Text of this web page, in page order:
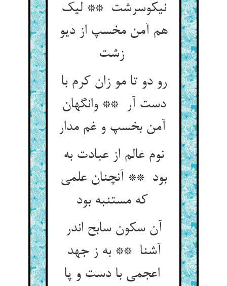
نیکوسرشت ** لیک
هم آمن مخسپ از دیو
رو دو تا مو زان کرم با
دست آر ** وانگهان
نوم عالم از عبادت به
بود ** آنچنان علمی
که مستنبه بود
آن سکون سابح اندر
آشنا ** به ز جهد
اعجمی با دست و پا